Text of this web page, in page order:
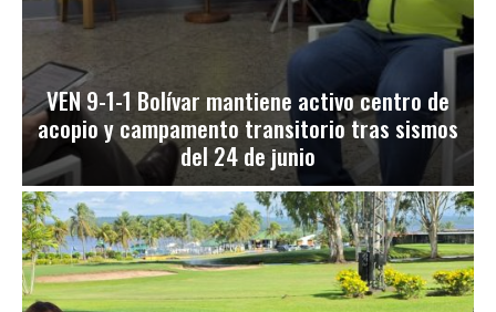
VEN 9-1-1 Bolívar mantiene activo centro de
acopio y campamento transitorio tras sismos
del 24 de junio